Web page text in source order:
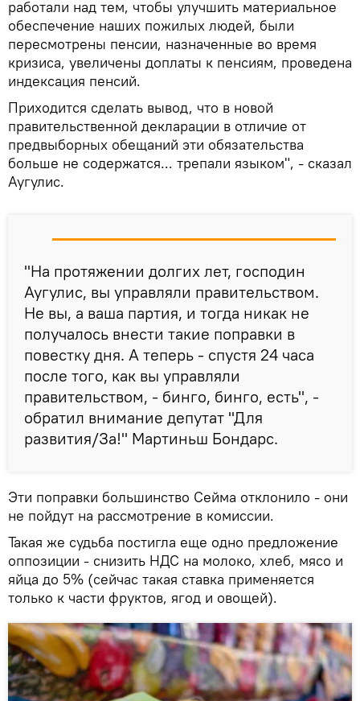
работали над тем, чтобы улучшить материальное
обеспечение наших пожилых людей, были
пересмотрены пенсии, назначенные во время
кризиса, увеличены доплаты к пенсиям, проведена
индексация пенсий.
Приходится сделать вывод, что в новой
правительственной декларации в отличие от
предвыборных обещаний эти обязательства
больше не содержатся... трепали языком", - сказал
Аугулис.
"На протяжении долгих лет, господин
Аугулис, вы управляли правительством.
Не вы, а ваша партия, и тогда никак не
получалось внести такие поправки в
повестку дня. А теперь - спустя 24 часа
после того, как вы управляли
правительством, - бинго, бинго, есть", -
обратил внимание депутат "Для
развития/За!" Мартиньш Бондарс.
Эти поправки большинство Сейма отклонило - они
не пойдут на рассмотрение в комиссии.
Такая же судьба постигла еще одно предложение
оппозиции - снизить НДС на молоко, хлеб, мясо и
яйца до 5% (сейчас такая ставка применяется
только к части фруктов, ягод и овощей).